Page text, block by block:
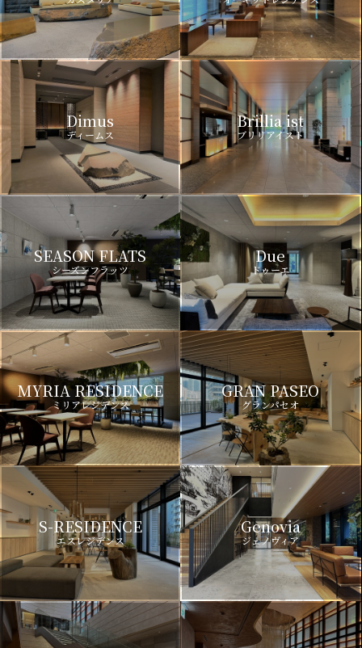
Dimus
ディームス
Brillia ist
ブリリアイスト
SEASON FLATS
シーズンフラッツ
Due
ドゥーエ
MYRIA RESIDENCE
ミリアレジデンス
GRAN PASEO
グランパセオ
S-RESIDENCE
エスレジデンス
Genovia
ジェノヴィア